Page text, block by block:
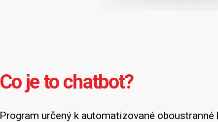
Co je to chatbot?
Program určený k automatizované